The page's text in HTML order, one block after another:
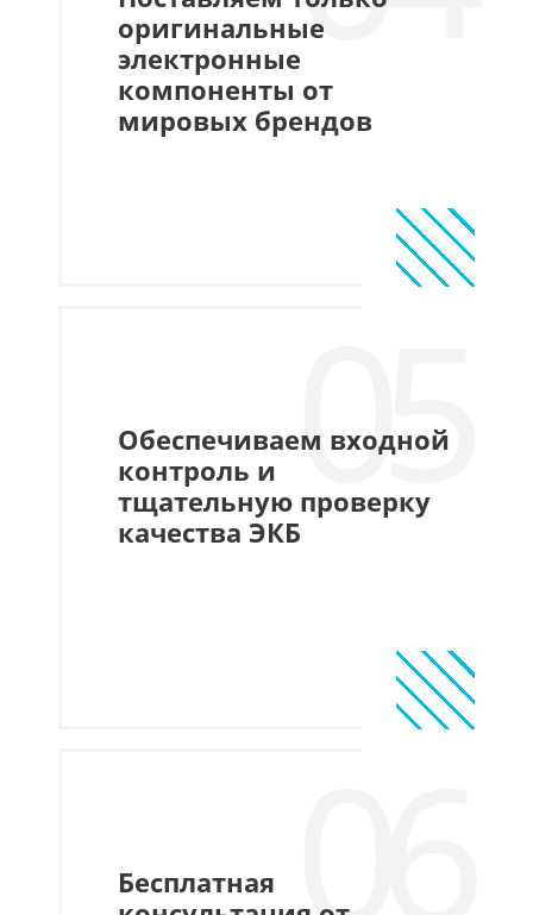
оригинальные
электронные
компоненты от
мировых брендов
05
Обеспечиваем входной
контроль и
тщательную проверку
качества ЭКБ
06
Бесплатная